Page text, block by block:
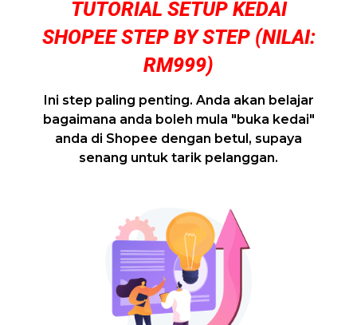
TUTORIAL SETUP KEDAI
SHOPEE STEP BY STEP (NILAI:
RM999)
Ini step paling penting. Anda akan belajar
bagaimana anda boleh mula "buka kedai"
anda di Shopee dengan betul, supaya
senang untuk tarik pelanggan.